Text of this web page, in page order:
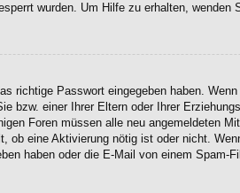
wurden. Um Hilfe zu erhalten, wenden
richtige Passwort eingegeben haben.
bzw. einer Ihrer Eltern oder Ihrer
Foren müssen alle neu angemeldeten
ob eine Aktivierung nötig ist oder nicht.
haben oder die E-Mail von einem